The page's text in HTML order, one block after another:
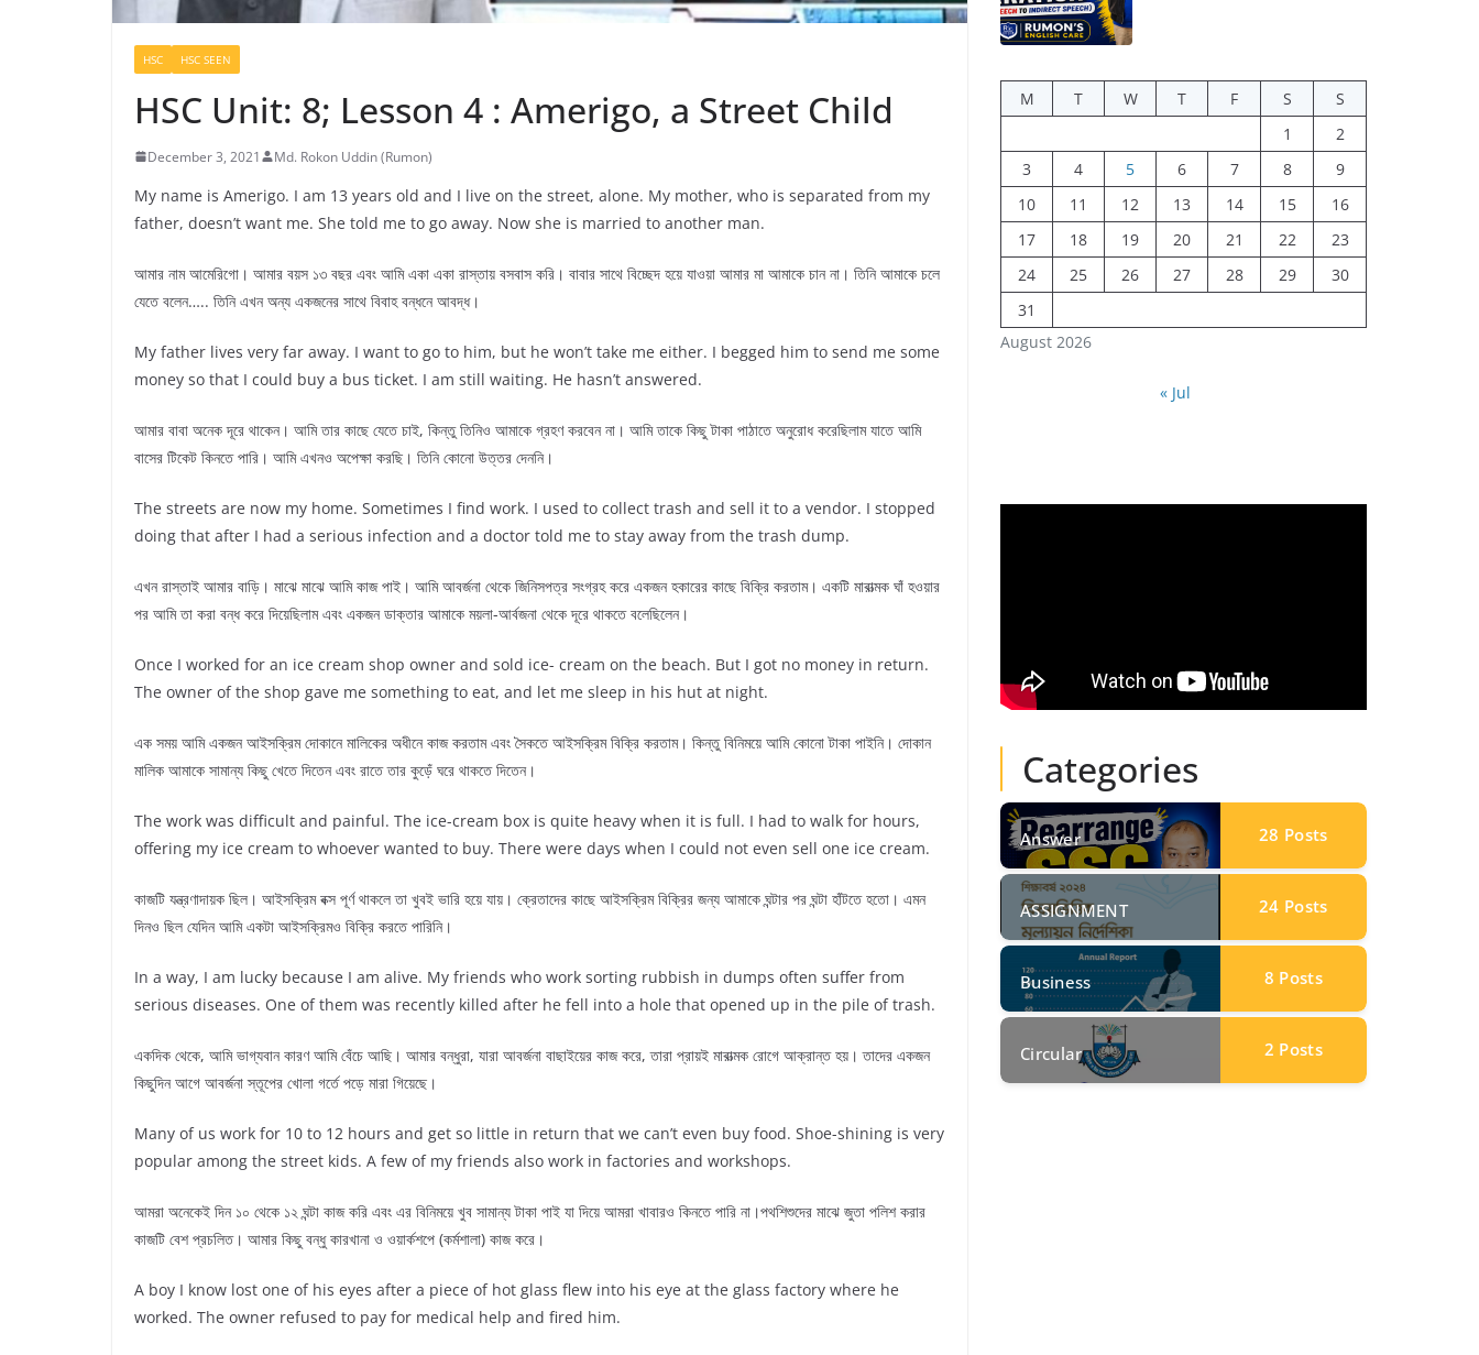
HSC HSC SEEN
HSC Unit: 8; Lesson 4 : Amerigo, a Street Child
December 3, 2021 Md. Rokon Uddin (Rumon)
My name is Amerigo. I am 13 years old and I live on the street, alone. My mother, who is separated from my
father, doesn’t want me. She told me to go away. Now she is married to another man.
আমার নাম আমেরিগো। আমার বয়স ১৩ বছর এবং আমি একা একা রাস্তায় বসবাস করি। বাবার সাথে বিচ্ছেদ হয়ে যাওয়া আমার মা আমাকে চান না। তিনি আমাকে চলে
যেতে বলেন….. তিনি এখন অন্য একজনের সাথে বিবাহ বন্ধনে আবদ্ধ।
My father lives very far away. I want to go to him, but he won’t take me either. I begged him to send me some
money so that I could buy a bus ticket. I am still waiting. He hasn’t answered.
আমার বাবা অনেক দূরে থাকেন। আমি তার কাছে যেতে চাই, কিন্তু তিনিও আমাকে গ্রহণ করবেন না। আমি তাকে কিছু টাকা পাঠাতে অনুরোধ করেছিলাম যাতে আমি
বাসের টিকেট কিনতে পারি। আমি এখনও অপেক্ষা করছি। তিনি কোনো উত্তর দেননি।
The streets are now my home. Sometimes I find work. I used to collect trash and sell it to a vendor. I stopped
doing that after I had a serious infection and a doctor told me to stay away from the trash dump.
এখন রাস্তাই আমার বাড়ি। মাঝে মাঝে আমি কাজ পাই। আমি আবর্জনা থেকে জিনিসপত্র সংগ্রহ করে একজন হকারের কাছে বিক্রি করতাম। একটি মারাত্মক ঘাঁ হওয়ার
পর আমি তা করা বন্ধ করে দিয়েছিলাম এবং একজন ডাক্তার আমাকে ময়লা-আর্বজনা থেকে দূরে থাকতে বলেছিলেন।
Once I worked for an ice cream shop owner and sold ice- cream on the beach. But I got no money in return.
The owner of the shop gave me something to eat, and let me sleep in his hut at night.
এক সময় আমি একজন আইসক্রিম দোকানে মালিকের অধীনে কাজ করতাম এবং সৈকতে আইসক্রিম বিক্রি করতাম। কিন্তু বিনিময়ে আমি কোনো টাকা পাইনি। দোকান
মালিক আমাকে সামান্য কিছু খেতে দিতেন এবং রাতে তার কুড়েঁ ঘরে থাকতে দিতেন।
The work was difficult and painful. The ice-cream box is quite heavy when it is full. I had to walk for hours,
offering my ice cream to whoever wanted to buy. There were days when I could not even sell one ice cream.
কাজটি যন্ত্রণাদায়ক ছিল। আইসক্রিম বক্স পূর্ণ থাকলে তা খুবই ভারি হয়ে যায়। ক্রেতাদের কাছে আইসক্রিম বিক্রির জন্য আমাকে ঘন্টার পর ঘন্টা হাঁটতে হতো। এমন
দিনও ছিল যেদিন আমি একটা আইসক্রিমও বিক্রি করতে পারিনি।
In a way, I am lucky because I am alive. My friends who work sorting rubbish in dumps often suffer from
serious diseases. One of them was recently killed after he fell into a hole that opened up in the pile of trash.
একদিক থেকে, আমি ভাগ্যবান কারণ আমি বেঁচে আছি। আমার বন্ধুরা, যারা আবর্জনা বাছাইয়ের কাজ করে, তারা প্রায়ই মারাত্মক রোগে আক্রান্ত হয়। তাদের একজন
কিছুদিন আগে আবর্জনা স্তূপের খোলা গর্তে পড়ে মারা গিয়েছে।
Many of us work for 10 to 12 hours and get so little in return that we can’t even buy food. Shoe-shining is very
popular among the street kids. A few of my friends also work in factories and workshops.
আমরা অনেকেই দিন ১০ থেকে ১২ ঘন্টা কাজ করি এবং এর বিনিময়ে খুব সামান্য টাকা পাই যা দিয়ে আমরা খাবারও কিনতে পারি না।পথশিশুদের মাঝে জুতা পলিশ করার
কাজটি বেশ প্রচলিত। আমার কিছু বন্ধু কারখানা ও ওয়ার্কশপে (কর্মশালা) কাজ করে।
A boy I know lost one of his eyes after a piece of hot glass flew into his eye at the glass factory where he
worked. The owner refused to pay for medical help and fired him.
August 2026
M T W T F S
S
1
2
3
4 5 6 7 8
9
10
11 12 13 14 15
16
17
18 19 20 21 22
23
24
25 26 27 28 29
30
31
« Jul
Categories
Answer 28 Posts
ASSIGNMENT 24 Posts
Business 8 Posts
Circular 2 Posts